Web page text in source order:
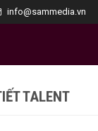
info@sammedia.vn
TALENT